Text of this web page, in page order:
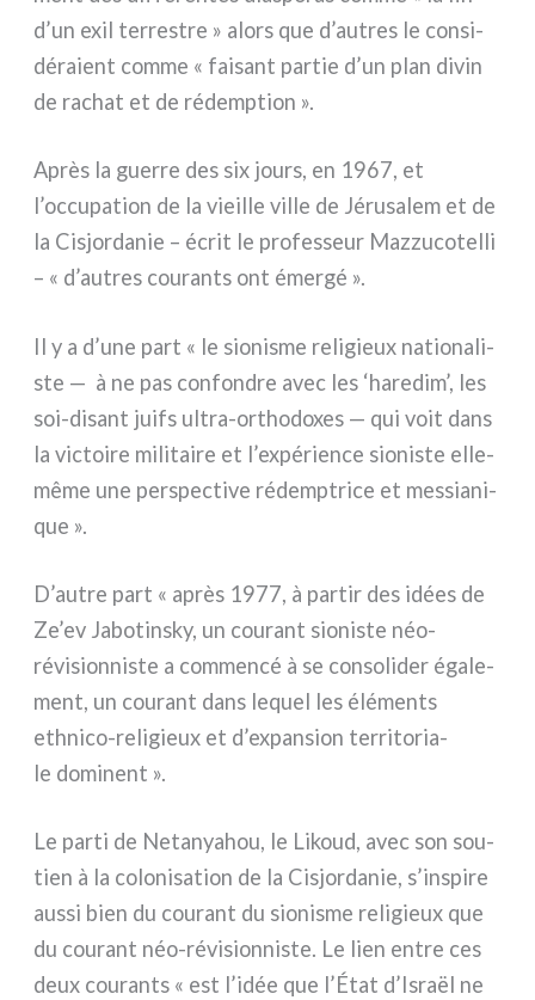
d’un exil ter­re­stre » alors que d’autres le con­si­
dé­ra­ient com­me « fai­sant par­tie d’un plan divin
de rachat et de rédemp­tion ».
Après la guer­re des six jours, en 1967, et
l’occupation de la vieil­le vil­le de Jérusalem et de
la Cisjordanie – écrit le pro­fes­seur Mazzucotelli
– « d’autres cou­ran­ts ont émer­gé ».
Il y a d’une part « le sio­ni­sme reli­gieux natio­na­li­
ste — à ne pas con­fon­dre avec les ‘hare­dim’, les
soi-disant juifs ultra-orthodoxes — qui voit dans
la vic­toi­re mili­tai­re et l’expérience sio­ni­ste elle-
même une per­spec­ti­ve rédemp­tri­ce et mes­sia­ni­
que ».
D’autre part « après 1977, à par­tir des idées de
Ze’ev Jabotinsky, un cou­rant sio­ni­ste néo-
révisionniste a com­men­cé à se con­so­li­der éga­le­
ment, un cou­rant dans lequel les élé­men­ts
ethnico-religieux et d’expansion ter­ri­to­ria­
le domi­nent ».
Le par­ti de Netanyahou, le Likoud, avec son sou­
tien à la colo­ni­sa­tion de la Cisjordanie, s’inspire
aus­si bien du cou­rant du sio­ni­sme reli­gieux que
du cou­rant néo-révisionniste. Le lien entre ces
deux cou­ran­ts « est l’idée que l’État d’Israël ne